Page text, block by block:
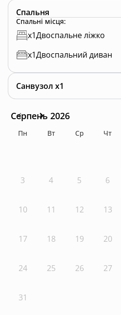
Спальня
Спальні місця:
x1Двоспальне ліжко
x1Двоспальний диван
Санвузол x1
Серпень 2026
Пн Вт Ср Чт
3 4 5 6
10 11 12 13
17 18 19 20
24 25 26 27
31